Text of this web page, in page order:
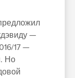
—
17 —
Но